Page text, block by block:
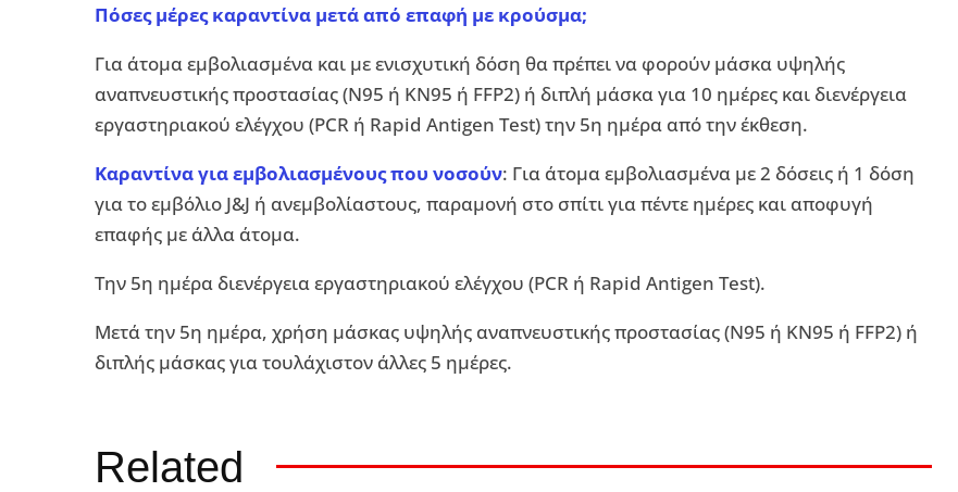
Πόσες μέρες καραντίνα μετά από επαφή με κρούσμα;
Για άτομα εμβολιασμένα και με ενισχυτική δόση θα πρέπει να φορούν μάσκα υψηλής
αναπνευστικής προστασίας (Ν95 ή ΚΝ95 ή FFP2) ή διπλή μάσκα για 10 ημέρες και διενέργεια
εργαστηριακού ελέγχου (PCR ή Rapid Antigen Test) την 5η ημέρα από την έκθεση.
Καραντίνα για εμβολιασμένους που νοσούν: Για άτομα εμβολιασμένα με 2 δόσεις ή 1 δόση
για το εμβόλιο J&J ή ανεμβολίαστους, παραμονή στο σπίτι για πέντε ημέρες και αποφυγή
επαφής με άλλα άτομα.
Την 5η ημέρα διενέργεια εργαστηριακού ελέγχου (PCR ή Rapid Antigen Test).
Μετά την 5η ημέρα, χρήση μάσκας υψηλής αναπνευστικής προστασίας (Ν95 ή ΚΝ95 ή FFP2) ή
διπλής μάσκας για τουλάχιστον άλλες 5 ημέρες.
Related